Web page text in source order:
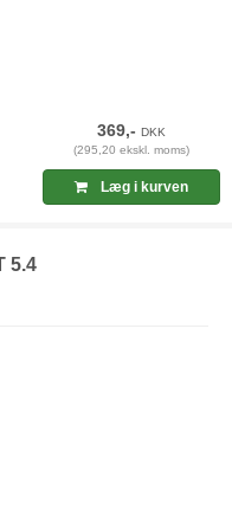
369,-DKK
(295,20 ekskl. moms)
Læg i kurven
5.4